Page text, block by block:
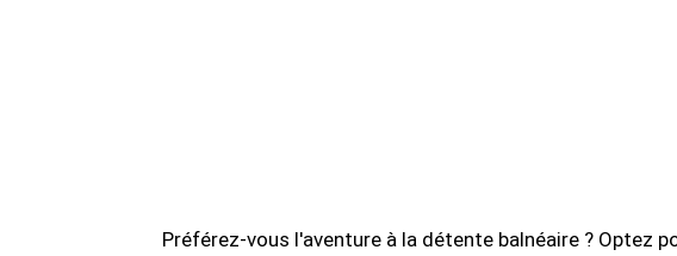
Préférez-vous l'aventure à la détente balnéaire ? Optez